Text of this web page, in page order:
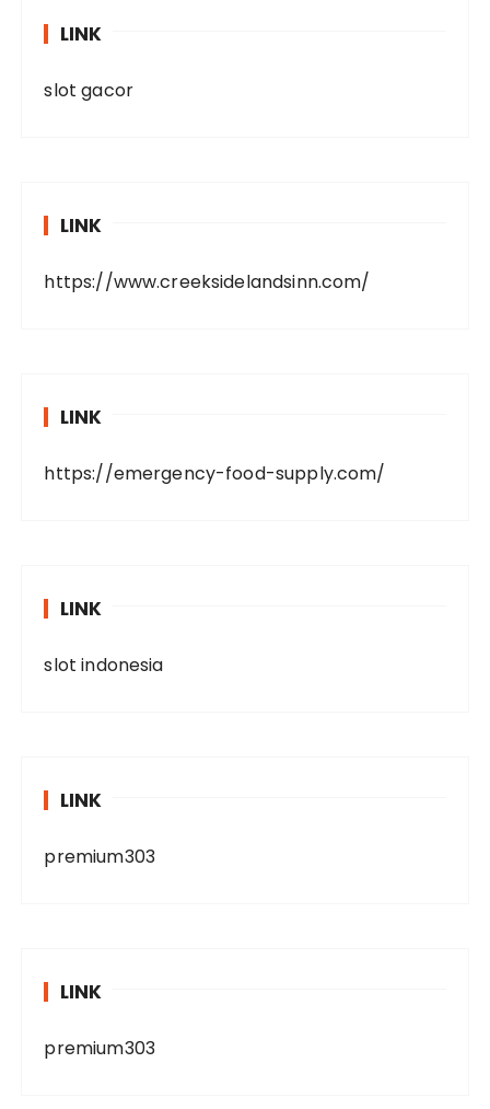
LINK
slot gacor
LINK
https://www.creeksidelandsinn.com/
LINK
https://emergency-food-supply.com/
LINK
slot indonesia
LINK
premium303
LINK
premium303